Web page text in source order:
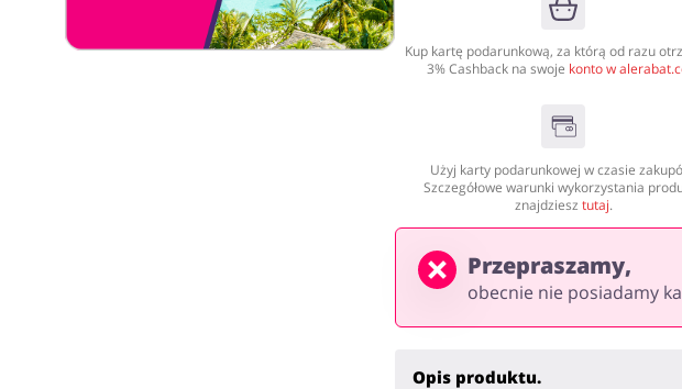
Kup kartę podarunkową, za którą od razu
3% Cashback na swoje konto w
Użyj karty podarunkowej w czasie
Szczegółowe warunki wykorzystania
znajdziesz tutaj.
Przepraszamy,
obecnie nie posiadamy
Opis produktu.